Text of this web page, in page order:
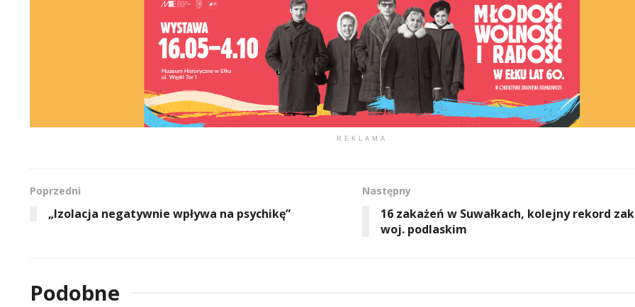
REKLAMA
Poprzedni
„Izolacja negatywnie wpływa na psychikę”
Następny
16 zakażeń w Suwałkach, kolejny rekord
woj. podlaskim
Podobne